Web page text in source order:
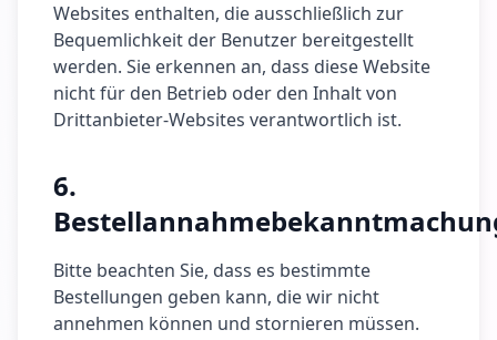
Websites enthalten, die ausschließlich zur
Bequemlichkeit der Benutzer bereitgestellt
werden. Sie erkennen an, dass diese Website
nicht für den Betrieb oder den Inhalt von
Drittanbieter-Websites verantwortlich ist.
6.
Bitte beachten Sie, dass es bestimmte
Bestellungen geben kann, die wir nicht
annehmen können und stornieren müssen.